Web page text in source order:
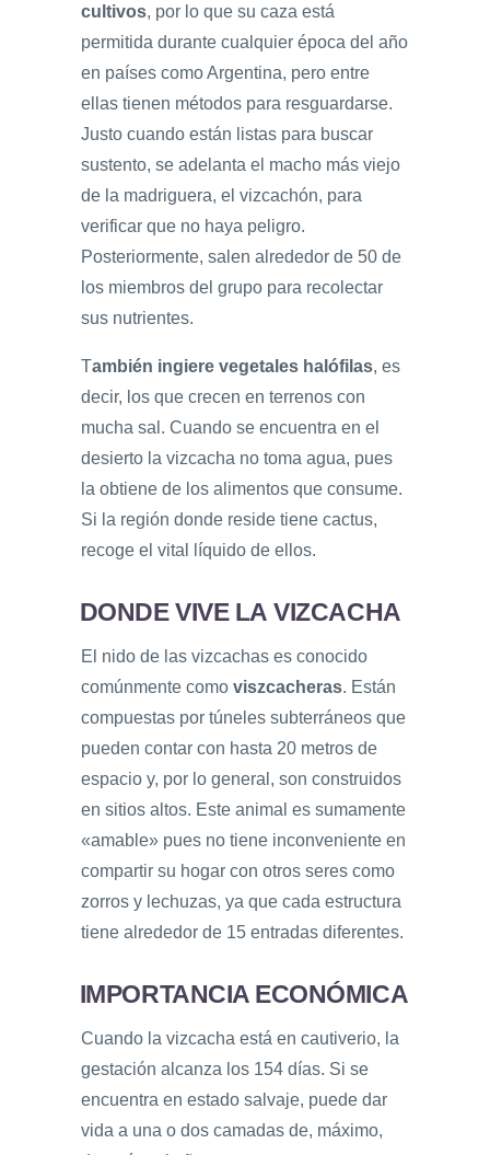
cultivos, por lo que su caza está
permitida durante cualquier época del año
en países como Argentina, pero entre
ellas tienen métodos para resguardarse.
Justo cuando están listas para buscar
sustento, se adelanta el macho más viejo
de la madriguera, el vizcachón, para
verificar que no haya peligro.
Posteriormente, salen alrededor de 50 de
los miembros del grupo para recolectar
sus nutrientes.
También ingiere vegetales halófilas, es
decir, los que crecen en terrenos con
mucha sal. Cuando se encuentra en el
desierto la vizcacha no toma agua, pues
la obtiene de los alimentos que consume.
Si la región donde reside tiene cactus,
recoge el vital líquido de ellos.
DONDE VIVE LA VIZCACHA
El nido de las vizcachas es conocido
comúnmente como viszcacheras. Están
compuestas por túneles subterráneos que
pueden contar con hasta 20 metros de
espacio y, por lo general, son construidos
en sitios altos. Este animal es sumamente
«amable» pues no tiene inconveniente en
compartir su hogar con otros seres como
zorros y lechuzas, ya que cada estructura
tiene alrededor de 15 entradas diferentes.
IMPORTANCIA ECONÓMICA
Cuando la vizcacha está en cautiverio, la
gestación alcanza los 154 días. Si se
encuentra en estado salvaje, puede dar
vida a una o dos camadas de, máximo,